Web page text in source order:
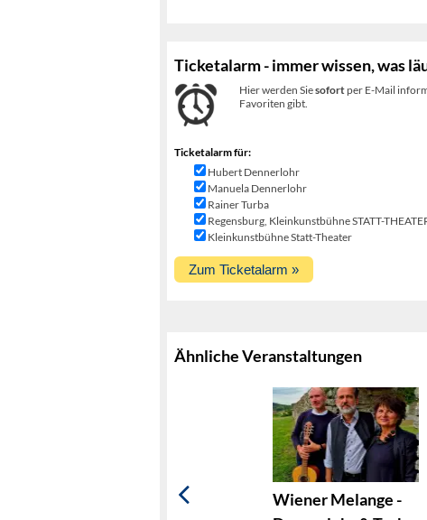
Ticketalarm - immer wissen, was
Hier werden Siesofortper E-Mail
Favoriten gibt.
Ticketalarm für:
Hubert Dennerlohr
Manuela Dennerlohr
Rainer Turba
Regensburg, Kleinkunstbühne STATT-
Kleinkunstbühne Statt-Theater
Ähnliche Veranstaltungen
Wiener Melange -